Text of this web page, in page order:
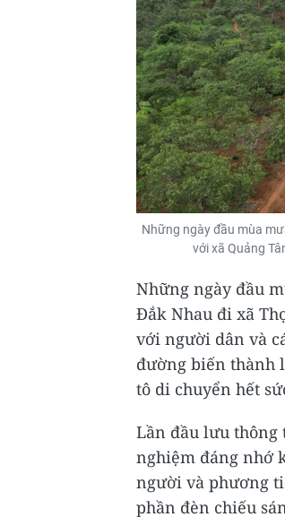
Những ngày đầu mùa
với xã Quảng
Những ngày đầu
Đắk Nhau đi xã
với người dân và
đường biến thành
tô di chuyển hết
Lần đầu lưu thông
nghiệm đáng nhớ
người và phương
phần đèn chiếu